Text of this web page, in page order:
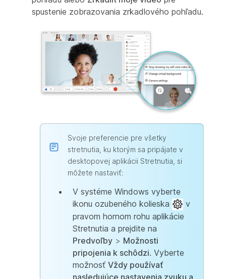
spustenie zobrazovania zrkadlového pohľadu.
Svoje preferencie pre všetky
stretnutia, ku ktorým sa pripájate v
desktopovej aplikácii Stretnutia, si
môžete nastaviť:
V systéme Windows vyberte
ikonu ozubeného kolieska
v
pravom hornom rohu aplikácie
Stretnutia a prejdite na
Predvoľby > Možnosti
pripojenia k schôdzi. Vyberte
možnosť Vždy používať